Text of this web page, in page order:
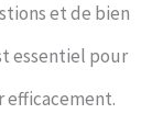
et de bien
essentiel pour
efficacement.